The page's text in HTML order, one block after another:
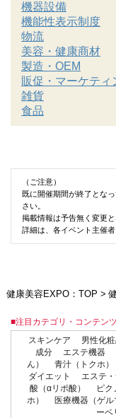
機器設備
機能性表示制度
物流
美容・健康商材
製造・OEM
販促・マーケティ
雑貨
食品
（ご注意）
既に開催期間が終了とな
さい。
掲載情報は予告無く変更と
詳細は、各イベント主催
健康美容EXPO：TOP >
■注目カテゴリ・コンテンツ
スキンケア
男性化
成分
エステ機器
ん）
青汁（トクホ）
ダイエット
エステ
酸（αリポ酸）
ピク
ホ）
医療機器（ゲル
ーベ